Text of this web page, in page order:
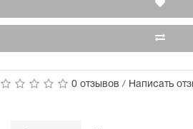
0 отзывов / Написать